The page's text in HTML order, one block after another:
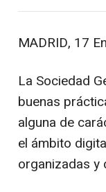
MADRID, 17
La Sociedad
buenas
alguna de
el ámbito
organizadas y